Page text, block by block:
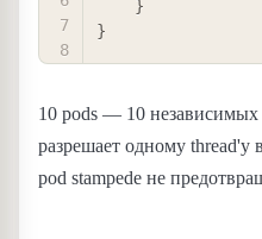
}
}
10 pods — 10
разрешает одному thread'у
pod stampede не